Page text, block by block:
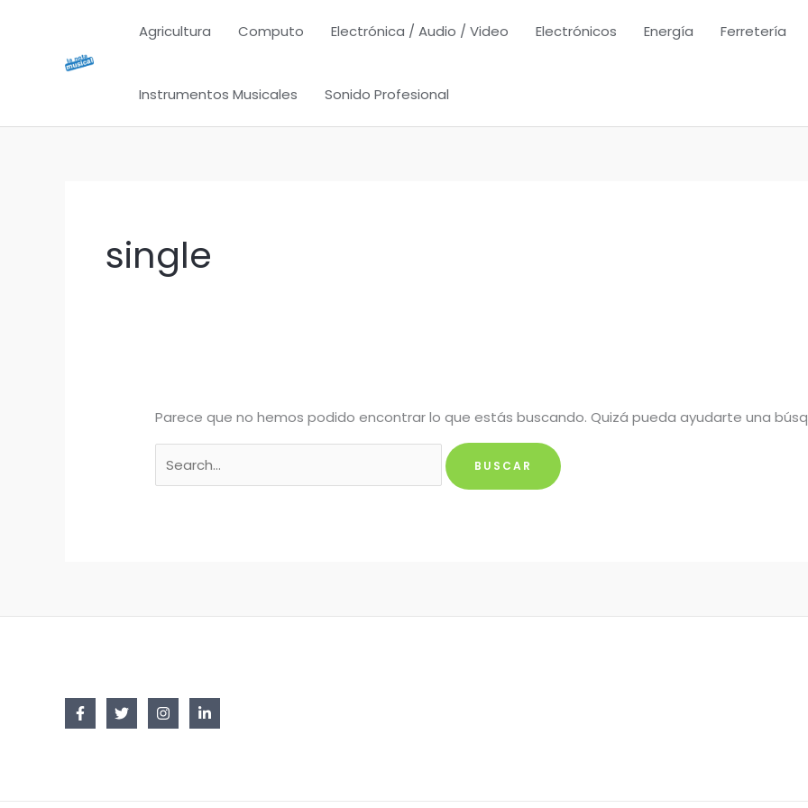
contenido
Agricultura Computo Electrónica / Audio / Video Electrónicos Energía Ferretería
Instrumentos Musicales Sonido Profesional
single
Parece que no hemos podido encontrar lo que estás buscando. Quizá pueda ayudarte una